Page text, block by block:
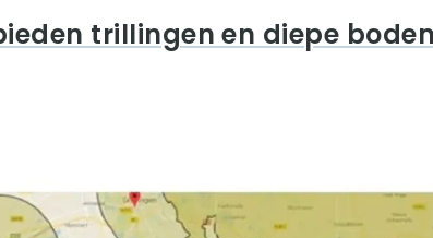
trillingen en diepe